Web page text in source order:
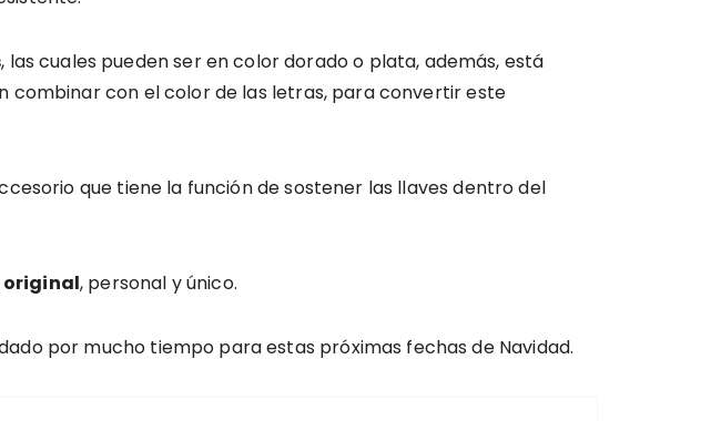
, las cuales pueden ser en color dorado o plata, además, está
combinar con el color de las letras, para convertir este
que tiene la función de sostener las llaves dentro del
original, personal y único.
por mucho tiempo para estas próximas fechas de Navidad.